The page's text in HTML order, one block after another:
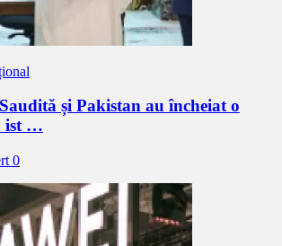
și Pakistan au încheiat o
ist …
0